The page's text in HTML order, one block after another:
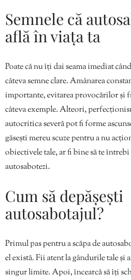
Semnele că
află în viața ta
Poate că nu îți dai seama imediat
câteva semne clare. Amânarea
importante, evitarea provocărilor și
câteva exemple. Alteori,
autocritica severă pot fi forme
găsești mereu scuze pentru a nu
obiectivele tale, ar fi bine să te
autosabotezi.
Cum să depășești
autosabotajul?
Primul pas pentru a scăpa de
el există. Fii atent la gândurile tale și
singur limite. Apoi, încearcă să îți